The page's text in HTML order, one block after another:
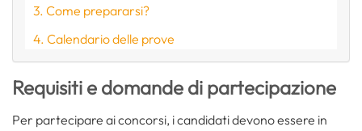
Come prepararsi?
Calendario delle prove
Requisiti e domande di partecipazione
Per partecipare ai concorsi, i candidati devono essere in